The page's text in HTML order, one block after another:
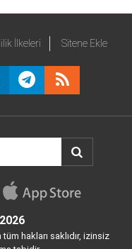
İlkeleri Sitene Ekle
hakları saklıdır, izinsiz